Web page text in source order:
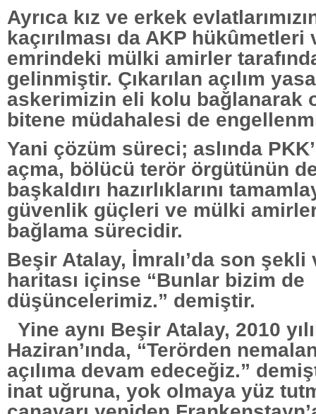
Ayrıca kız ve erkek
kaçırılması da AKP hükûmetleri
emrindeki mülki amirler
gelinmiştir. Çıkarılan açılım
askerimizin eli kolu bağlanarak
bitene müdahalesi de
Yani çözüm süreci; aslında
açma, bölücü terör örgütünün
başkaldırı hazırlıklarını
güvenlik güçleri ve mülki
bağlama sürecidir.
Beşir Atalay, İmralı’da son
haritası içinse “Bunlar bizim de
düşüncelerimiz.” demiştir.
Yine aynı Beşir Atalay, 2010
Haziran’ında, “Terörden
açılıma devam edeceğiz.”
inat uğruna, yok olmaya yüz